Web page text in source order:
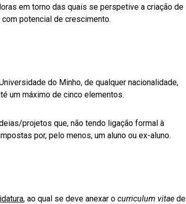
em torno das quais se perspetive a criação de
potencial de crescimento.
do Minho, de qualquer nacionalidade,
um máximo de cinco elementos.
projetos que, não tendo ligação formal à
por, pelo menos, um aluno ou ex-aluno.
, ao qual se deve anexar o curriculum vitae de